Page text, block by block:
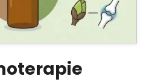
HLEDAT